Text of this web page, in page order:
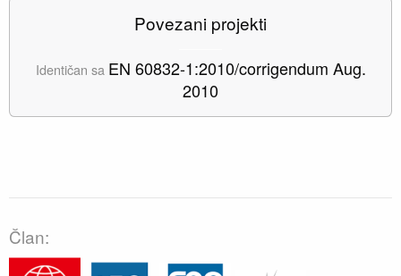
Povezani projekti
Identičan sa EN 60832-1:2010/corrigendum Aug.
2010
Član: